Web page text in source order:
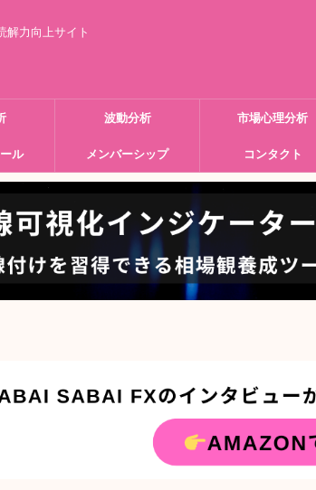
解力向上サイト
波動分析 市場心理分析
ル メンバーシップ コンタクト